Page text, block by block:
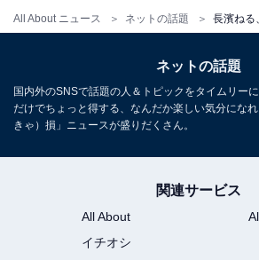
All About ニュース ネットの話題
ネットの話題
国内外のSNSで話題の人＆トピックをタイムリー
だけでちょっと得する、なんだか楽しい気分にな
きゃ）損」ニュースが盛りだくさん。
関連サービス
All About
イチオシ